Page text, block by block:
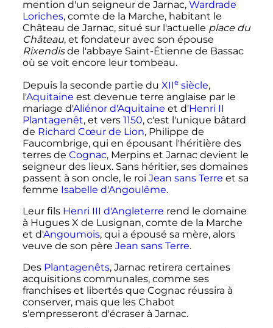
mention d'un seigneur de Jarnac, Wardrade
Loriches, comte de la Marche, habitant le
Château de Jarnac, situé sur l'actuelle place du
Château, et fondateur avec son épouse
Rixendisde l'abbaye Saint-Étienne de Bassac
où se voit encore leur tombeau.
Depuis la seconde partie du XIIesiècle,
l'Aquitaine est devenue terre anglaise par le
mariage d'Aliénor d'Aquitaine et d'Henri II
Plantagenêt, et vers 1150, c'est l'unique bâtard
de Richard Cœur de Lion, Philippe de
Faucombrige, qui en épousant l'héritière des
terres de Cognac, Merpins et Jarnac devient le
seigneur des lieux. Sans héritier, ses domaines
passent à son oncle, le roi Jean sans Terre et sa
femme Isabelle d'Angoulême.
Leur fils Henri III d'Angleterre rend le domaine
à Hugues X de Lusignan, comte de la Marche
et d'Angoumois, qui a épousé sa mère, alors
veuve de son père Jean sans Terre.
Des Plantagenêts, Jarnac retirera certaines
acquisitions communales, comme ses
franchises et libertés que Cognac réussira à
conserver, mais que les Chabot
s'empresseront d'écraser à Jarnac.